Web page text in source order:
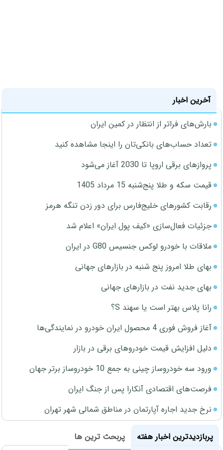
آخرین اخبار
بارش‌های فراتر از انتظار در کمین ایران
تعداد حساب‌های بانکی‌تان را اینجا مشاهده کنید
پروازهای برقی اروپا تا 2030 آغاز می‌شود
قیمت سکه و طلا پنج‌شنبه 15 مرداد 1405
رقابت کشورهای خلیج‌فارس برای دور زدن تنگه هرمز
جزئیات فعال‌سازی «کیف پول ایران» اعلام شد
ملاقات با خودرو لوکس جنسیس G80 در ایران
بهای طلا امروز پنج شنبه در بازارهای جهانی
بهای جدید نفت در بازارهای جهانی
رانا پلاس بهتر است یا سهند S؟
آغاز فروش فوری 4 محصول ایران خودرو در نمایندگی‌ها
دلیل افزایش قیمت خودروهای برقی در بازار
ورود سه خودروساز چینی به جمع 10 خودروساز برتر جهان
فرصت‌های اقتصادی آنکارا پس از جنگ ایران
نرخ جدید اجاره آپارتمان در مناطق شمالی شهر تهران
پربازدیدترین اخبار هفته
پربحث ترین ها